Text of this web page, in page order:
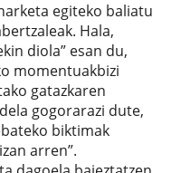
egiteko baliatu
Hala,
diola” esan du,
momentuakbizi
gatazkaren
gogorarazi dute,
biktimak
arren”.